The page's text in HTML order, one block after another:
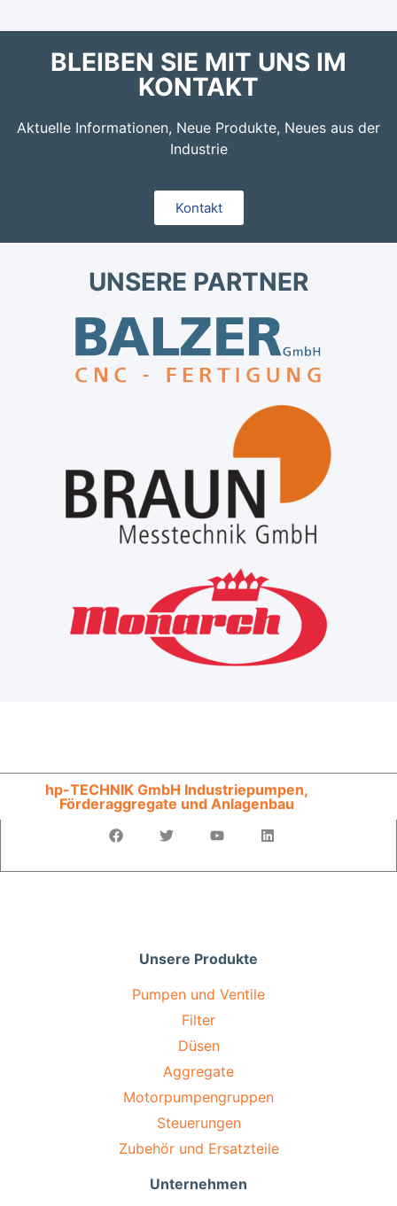
BLEIBEN SIE MIT UNS IM
KONTAKT
Aktuelle Informationen, Neue Produkte, Neues aus der
Industrie
Kontakt
UNSERE PARTNER
hp-TECHNIK GmbH Industriepumpen,
Förderaggregate und Anlagenbau
Unsere Produkte
Pumpen und Ventile
Filter
Düsen
Aggregate
Motorpumpengruppen
Steuerungen
Zubehör und Ersatzteile
Unternehmen